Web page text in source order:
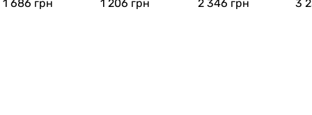
1 686 грн 1 206 грн 2 346 грн 3